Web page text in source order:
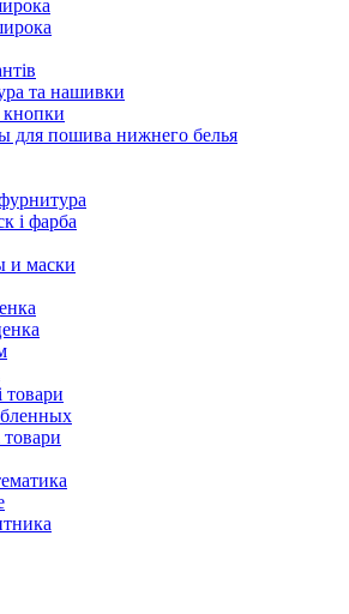
та нашивки
для пошива нижнего белья
і фарба
и маски
товари
товари